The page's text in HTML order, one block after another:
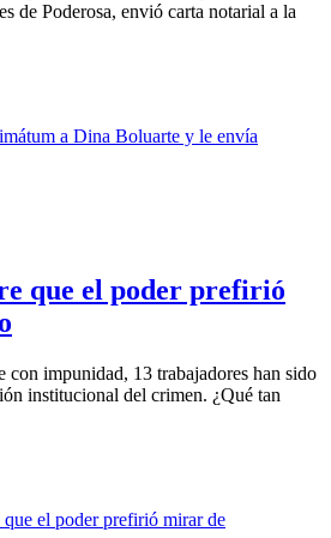
de Poderosa, envió carta notarial a la
que el poder prefirió
impunidad, 13 trabajadores han sido
institucional del crimen. ¿Qué tan